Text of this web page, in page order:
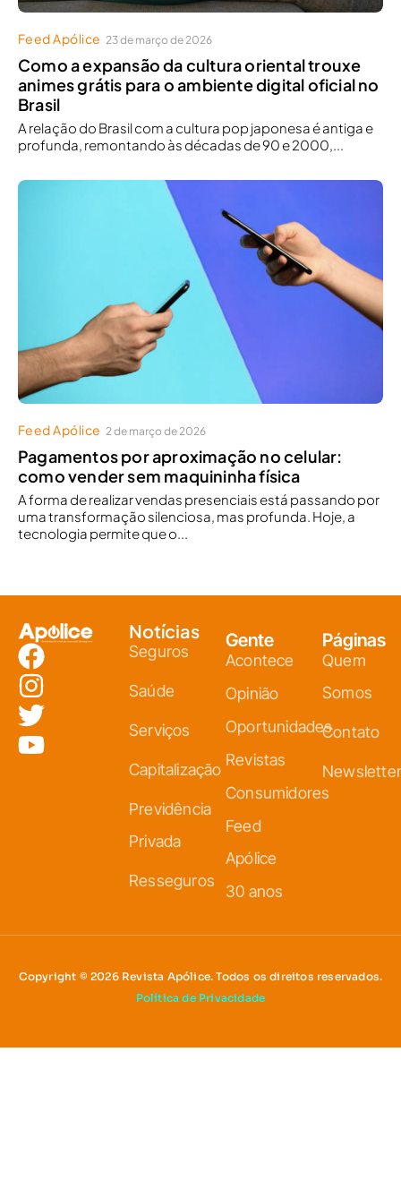
Feed Apólice 23 de março de 2026
Como a expansão da cultura oriental trouxe
animes grátis para o ambiente digital oficial no
Brasil
A relação do Brasil com a cultura pop japonesa é antiga e
profunda, remontando às décadas de 90 e 2000,...
Feed Apólice 2 de março de 2026
Pagamentos por aproximação no celular:
como vender sem maquininha física
A forma de realizar vendas presenciais está passando por
uma transformação silenciosa, mas profunda. Hoje, a
tecnologia permite que o...
Notícias
Seguros
Saúde
Serviços
Capitalização
Previdência
Privada
Resseguros
Gente
Acontece
Opinião
Oportunidades
Revistas
Consumidores
Feed
Apólice
30 anos
Páginas
Quem
Somos
Contato
Newsletter
Copyright © 2026 Revista Apólice. Todos os direitos reservados.
Política de Privacidade